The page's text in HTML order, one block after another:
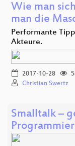
Wie man
man die
Performante
Akteure.
2017-10-28
Christian Swertz
Smalltalk –